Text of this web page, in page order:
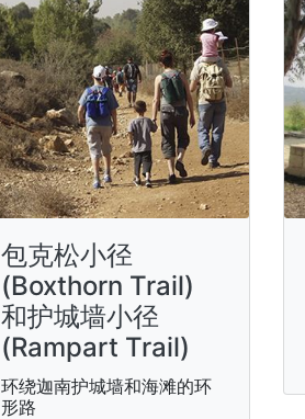
包克松小径
(Boxthorn Trail)
和护城墙小径
(Rampart Trail)
环绕迦南护城墙和海滩的环
形路